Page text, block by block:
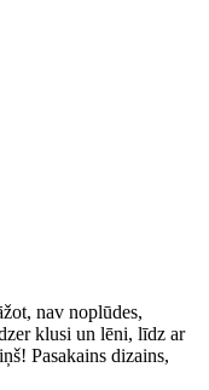
nav noplūdes,
klusi un lēni, līdz ar
Pasakains dizains,